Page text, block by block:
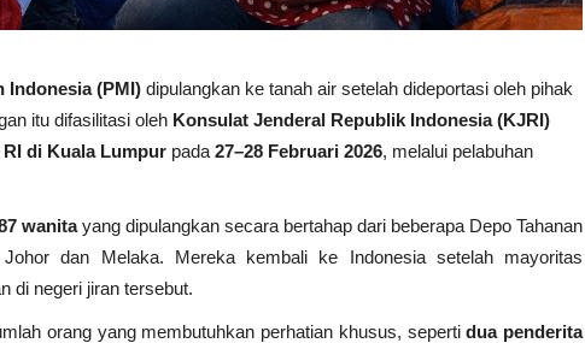
Indonesia (PMI) dipulangkan ke tanah air setelah dideportasi oleh pihak
itu difasilitasi oleh Konsulat Jenderal Republik Indonesia (KJRI)
di Kuala Lumpur pada 27–28 Februari 2026, melalui pelabuhan
wanitayang dipulangkan secara bertahap dari beberapa Depo Tahanan
dan Melaka. Mereka kembali ke Indonesia setelah mayoritas
di negeri jiran tersebut.
orang yang membutuhkan perhatian khusus, sepertidua penderita